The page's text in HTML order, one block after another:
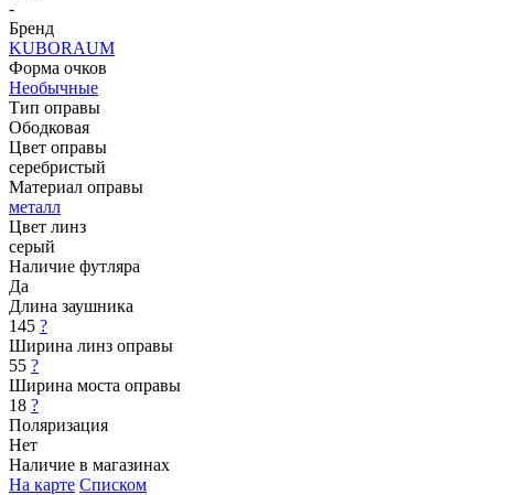
-
Бренд
KUBORAUM
Форма очков
Необычные
Тип оправы
Ободковая
Цвет оправы
серебристый
Материал оправы
металл
Цвет линз
серый
Наличие футляра
Да
Длина заушника
145 ?
Ширина линз оправы
55 ?
Ширина моста оправы
18 ?
Поляризация
Нет
Наличие в магазинах
На карте Списком